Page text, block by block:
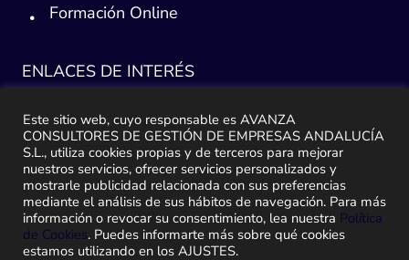
Formación Online
ENLACES DE INTERÉS
Consultoría ERP Sage
Implantación ERP
Plan de ayuda Sage
Migración y traspaso de datos
Este sitio web, cuyo responsable es AVANZA
CONSULTORES DE GESTIÓN DE EMPRESAS ANDALUCÍA
S.L., utiliza cookies propias y de terceros para mejorar
nuestros servicios, ofrecer servicios personalizados y
mostrarle publicidad relacionada con sus preferencias
mediante el análisis de sus hábitos de navegación. Para más
información o revocar su consentimiento, lea nuestra Política
de Cookies. Puedes informarte más sobre qué cookies
estamos utilizando en los AJUSTES.